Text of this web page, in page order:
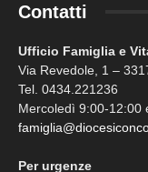
Contatti
Ufficio Famiglia e
Via Revedole, 1 –
Tel. 0434.221236
Mercoledì 9:00-12:00
Per urgenze